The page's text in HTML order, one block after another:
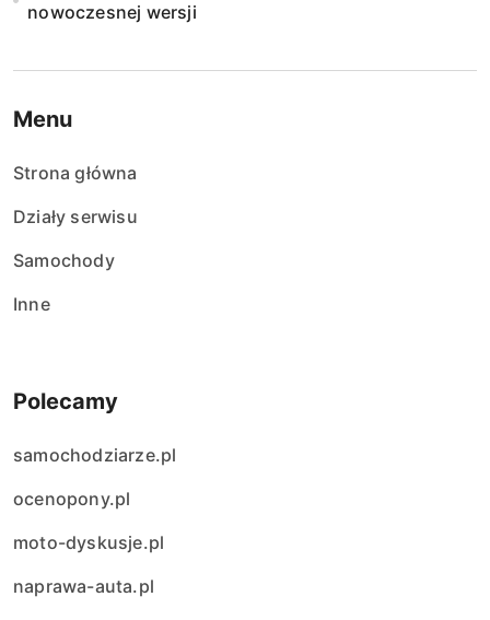
nowoczesnej wersji
Menu
Strona główna
Działy serwisu
Samochody
Inne
Polecamy
samochodziarze.pl
ocenopony.pl
moto-dyskusje.pl
naprawa-auta.pl